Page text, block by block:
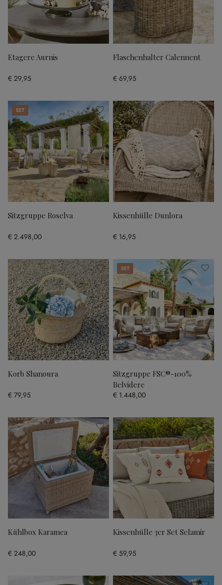
Etagere Aurnis
€ 29,95
Flaschenhalter Calennent
€ 69,95
Set
Sitzgruppe Roselva
€ 2.498,00
Kissenhülle Dunlora
€ 16,95
Korb Shanoura
€ 79,95
Set
Sitzgruppe FSC®-100%
Belvidere
€ 1.448,00
Kühlbox Karamea
€ 248,00
Kissenhülle 3er Set Selamir
€ 59,95